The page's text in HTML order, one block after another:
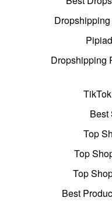
Dropshipping
Best
Top
Top
Top
Best